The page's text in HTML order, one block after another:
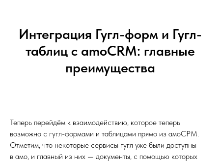
Интеграция Гугл-форм и Гугл-
таблиц с amoCRM: главные
преимущества
Теперь перейдём к взаимодействию, которое теперь
возможно с гугл-формами и таблицами прямо из амоСРМ.
Отметим, что некоторые сервисы гугл уже были доступны
в амо, и главный из них — документы, с помощью которых